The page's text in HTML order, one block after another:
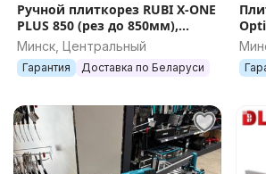
Ручной плиткорез RUBI X-ONE
PLUS 850 (рез до 850мм),
арт.15905
Минск, Центральный
Гарантия Доставка по Беларуси
до